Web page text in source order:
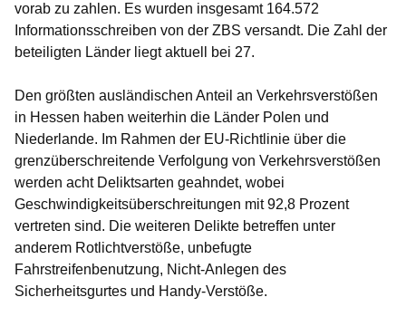
vorab zu zahlen. Es wurden insgesamt 164.572
Informationsschreiben von der ZBS versandt. Die Zahl der
beteiligten Länder liegt aktuell bei 27.
Den größten ausländischen Anteil an Verkehrsverstößen
in Hessen haben weiterhin die Länder Polen und
Niederlande. Im Rahmen der EU-Richtlinie über die
grenzüberschreitende Verfolgung von Verkehrsverstößen
werden acht Deliktsarten geahndet, wobei
Geschwindigkeitsüberschreitungen mit 92,8 Prozent
vertreten sind. Die weiteren Delikte betreffen unter
anderem Rotlichtverstöße, unbefugte
Fahrstreifenbenutzung, Nicht-Anlegen des
Sicherheitsgurtes und Handy-Verstöße.